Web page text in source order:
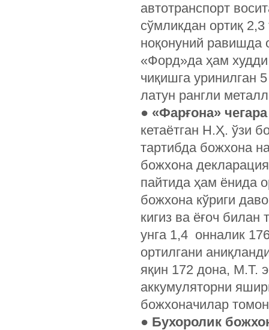
автотранспорт
сўмликдан ортиқ
ноқонуний равишда
«Форд»да ҳам
чиқишга уринилган
латун рангли
● «Фарғона»
кетаётган Н.Ҳ. ўзи
тартибда божхона
божхона
пайтида ҳам ёнида
божхона кўриги
кигиз ва ёғоч
унга 1,4 онналик
ортилгани
яқин 172 дона, М.Т.
аккумуляторни
божхоначилар
● Бухоролик